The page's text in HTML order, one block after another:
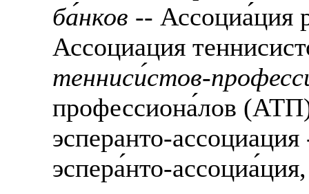
ба́нков -- Ассоциа́ция
Ассоциация
тенниси́стов-
профессиона́лов
эсперанто-
эспера́нто-